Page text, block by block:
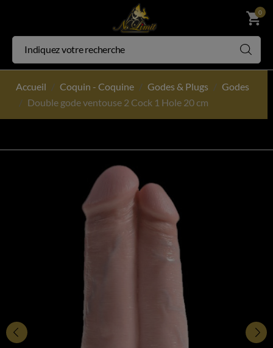
shopping_cart
0
Accueil Coquin - Coquine Godes & Plugs
Godes
Double gode ventouse 2 Cock 1 Hole 20 cm